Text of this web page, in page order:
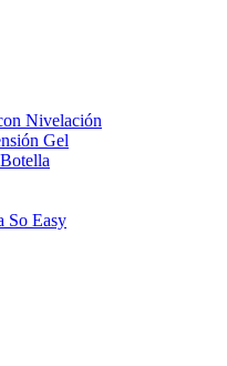
Nivelación
Gel
So Easy